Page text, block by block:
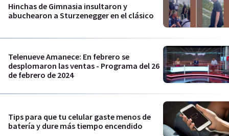
Hinchas de Gimnasia insultaron y
abuchearon a Sturzenegger en el clásico
Telenueve Amanece: En febrero se
desplomaron las ventas - Programa del 26
de febrero de 2024
Tips para que tu celular gaste menos de
batería y dure más tiempo encendido